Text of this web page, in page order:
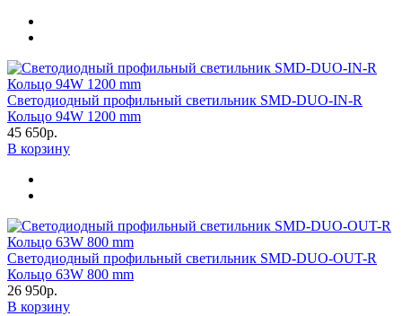
Светодиодный профильный светильник SMD-DUO-IN-R
Кольцо 94W 1200 mm
45 650р.
В корзину
Светодиодный профильный светильник SMD-DUO-OUT-R
Кольцо 63W 800 mm
26 950р.
В корзину